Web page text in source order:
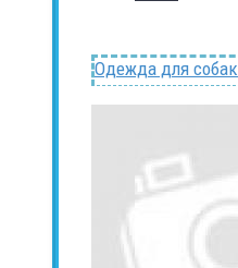
Одежда для собак